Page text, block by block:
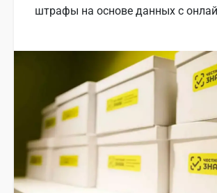
штрафы на основе данных с